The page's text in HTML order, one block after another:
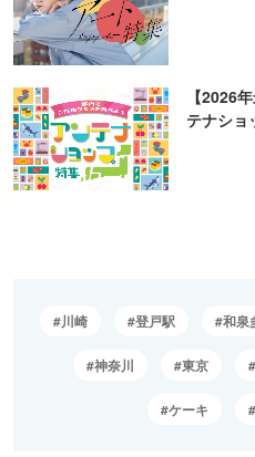
【2026
テナショ
川崎 登戸駅 和泉
神奈川 東京
ケーキ